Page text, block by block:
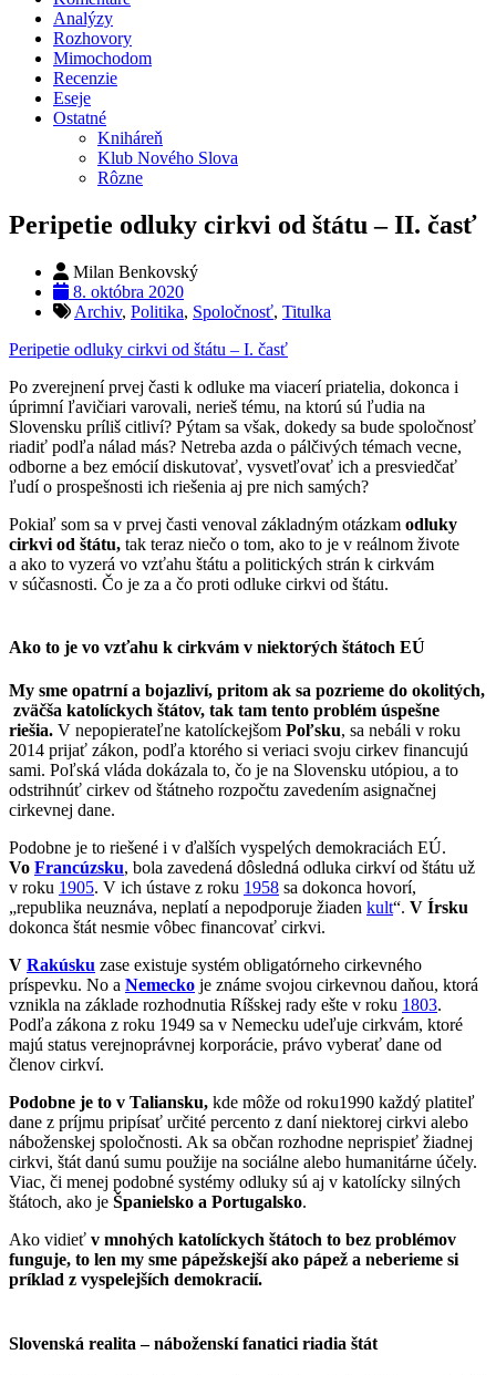
Analýzy
Rozhovory
Mimochodom
Recenzie
Eseje
Ostatné
Kniháreň
Klub Nového Slova
Rôzne
Peripetie odluky cirkvi od štátu – II. časť
Milan Benkovský
8. októbra 2020
Archiv, Politika, Spoločnosť, Titulka
Peripetie odluky cirkvi od štátu – I. časť
Po zverejnení prvej časti k odluke ma viacerí priatelia, dokonca i
úprimní ľavičiari varovali, nerieš tému, na ktorú sú ľudia na
Slovensku príliš citliví? Pýtam sa však, dokedy sa bude spoločnosť
riadiť podľa nálad más? Netreba azda o pálčivých témach vecne,
odborne a bez emócií diskutovať, vysvetľovať ich a presviedčať
ľudí o prospešnosti ich riešenia aj pre nich samých?
Pokiaľ som sa v prvej časti venoval základným otázkam odluky
cirkvi od štátu, tak teraz niečo o tom, ako to je v reálnom živote
a ako to vyzerá vo vzťahu štátu a politických strán k cirkvám
v súčasnosti. Čo je za a čo proti odluke cirkvi od štátu.
Ako to je vo vzťahu k cirkvám v niektorých štátoch EÚ
My sme opatrní a bojazliví, pritom ak sa pozrieme do okolitých,
zväčša katolíckych štátov, tak tam tento problém úspešne
riešia. V nepopierateľne katolíckejšom Poľsku, sa nebáli v roku
2014 prijať zákon, podľa ktorého si veriaci svoju cirkev financujú
sami. Poľská vláda dokázala to, čo je na Slovensku utópiou, a to
odstrihnúť cirkev od štátneho rozpočtu zavedením asignačnej
cirkevnej dane.
Podobne je to riešené i v ďalších vyspelých demokraciách EÚ.
Vo Francúzsku, bola zavedená dôsledná odluka cirkví od štátu už
v roku 1905. V ich ústave z roku 1958 sa dokonca hovorí,
„republika neuznáva, neplatí a nepodporuje žiaden kult“. V Írsku
dokonca štát nesmie vôbec financovať cirkvi.
V Rakúsku zase existuje systém obligatórneho cirkevného
príspevku. No a Nemecko je známe svojou cirkevnou daňou, ktorá
vznikla na základe rozhodnutia Ríšskej rady ešte v roku 1803.
Podľa zákona z roku 1949 sa v Nemecku udeľuje cirkvám, ktoré
majú status verejnoprávnej korporácie, právo vyberať dane od
členov cirkví.
Podobne je to v Taliansku, kde môže od roku1990 každý platiteľ
dane z príjmu pripísať určité percento z daní niektorej cirkvi alebo
náboženskej spoločnosti. Ak sa občan rozhodne neprispieť žiadnej
cirkvi, štát danú sumu použije na sociálne alebo humanitárne účely.
Viac, či menej podobné systémy odluky sú aj v katolícky silných
štátoch, ako je Španielsko a Portugalsko.
Ako vidieť v mnohých katolíckych štátoch to bez problémov
funguje, to len my sme pápežskejší ako pápež a neberieme si
príklad z vyspelejších demokracií.
Slovenská realita – náboženskí fanatici riadia štát